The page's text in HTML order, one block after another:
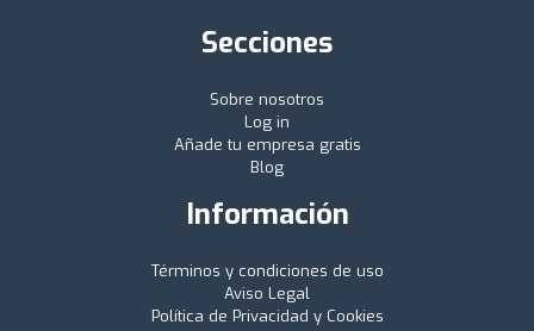
Secciones
Sobre nosotros
Log in
Añade tu empresa gratis
Blog
Información
Términos y condiciones de uso
Aviso Legal
Política de Privacidad y Cookies